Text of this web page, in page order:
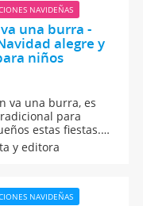
NAVIDEÑAS
una burra -
alegre y
niños
va una burra, es
para
estas fiestas.
de recordar la
y
y editora
NAVIDEÑAS